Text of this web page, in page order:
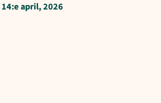
14:e april, 2026